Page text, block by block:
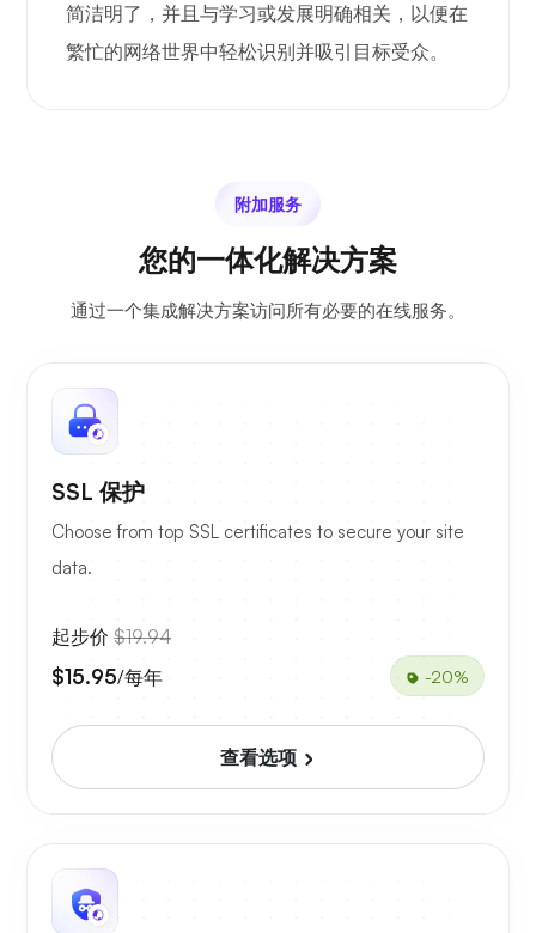
简洁明了，并且与学习或发展明确相关，以便在
繁忙的网络世界中轻松识别并吸引目标受众。
附加服务
您的一体化解决方案
通过一个集成解决方案访问所有必要的在线服务。
SSL 保护
Choose from top SSL certificates to secure your site
data.
起步价 $19.94
$15.95/每年 -20%
查看选项